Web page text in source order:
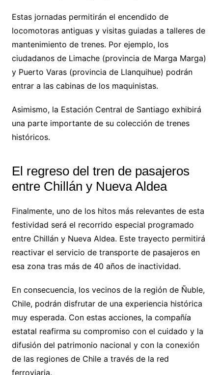
Estas jornadas permitirán el encendido de
locomotoras antiguas y visitas guiadas a talleres de
mantenimiento de trenes. Por ejemplo, los
ciudadanos de Limache (provincia de Marga Marga)
y Puerto Varas (provincia de Llanquihue) podrán
entrar a las cabinas de los maquinistas.
Asimismo, la Estación Central de Santiago exhibirá
una parte importante de su colección de trenes
históricos.
El regreso del tren de pasajeros
entre Chillán y Nueva Aldea
Finalmente, uno de los hitos más relevantes de esta
festividad será el recorrido especial programado
entre Chillán y Nueva Aldea. Este trayecto permitirá
reactivar el servicio de transporte de pasajeros en
esa zona tras más de 40 años de inactividad.
En consecuencia, los vecinos de la región de Ñuble,
Chile, podrán disfrutar de una experiencia histórica
muy esperada. Con estas acciones, la compañía
estatal reafirma su compromiso con el cuidado y la
difusión del patrimonio nacional y con la conexión
de las regiones de Chile a través de la red
ferroviaria.